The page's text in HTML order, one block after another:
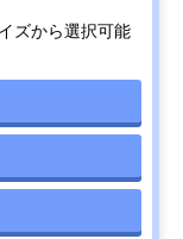
ズから選択可能